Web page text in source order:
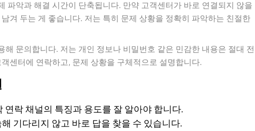
파악과 해결 시간이 단축됩니다. 만약 고객센터가 바로 연결되지 않을
겨 두는 게 좋습니다. 저는 특히 문제 상황을 정확히 파악하는 친절한
해 문의합니다. 저는 개인 정보나 비밀번호 같은 민감한 내용은 절대 전
센터에 연락하고, 문제 상황을 구체적으로 설명합니다.
락 채널의 특징과 용도를 잘 알아야 합니다.
기다리지 않고 바로 답을 찾을 수 있습니다.